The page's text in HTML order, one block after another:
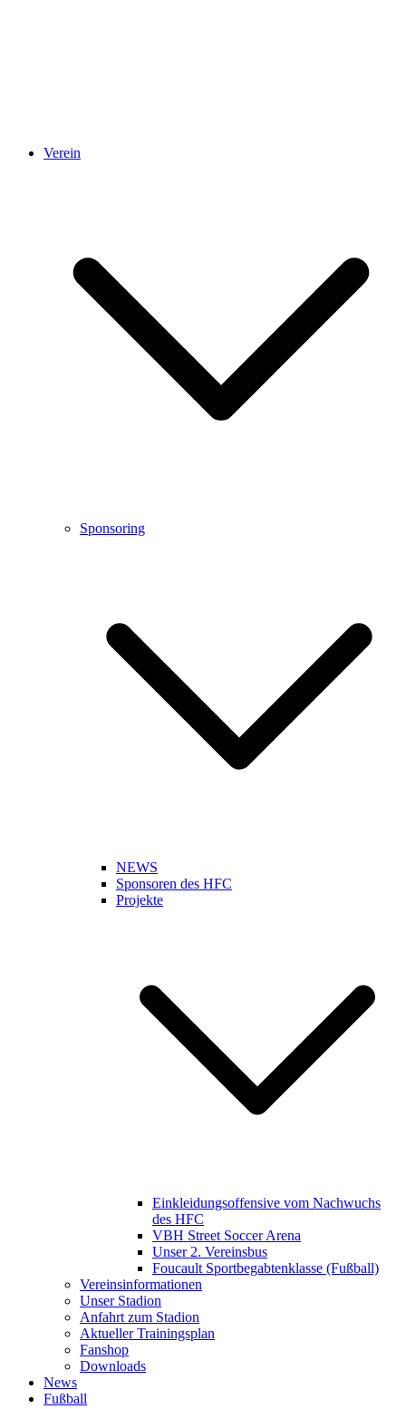
Verein
Sponsoring
NEWS
Sponsoren des HFC
Projekte
Einkleidungsoffensive vom Nachwuchs
des HFC
VBH Street Soccer Arena
Unser 2. Vereinsbus
Foucault Sportbegabtenklasse (Fußball)
Vereinsinformationen
Unser Stadion
Anfahrt zum Stadion
Aktueller Trainingsplan
Fanshop
Downloads
News
Fußball